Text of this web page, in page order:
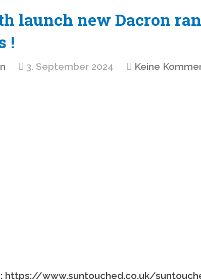
launch new Dacron
!
3. September 2024 Keine
https://www.suntouched.co.uk/